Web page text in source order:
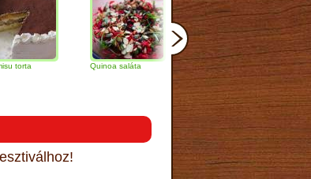
Quinoa saláta Mandulás kifli
Csokoládés-
narancs